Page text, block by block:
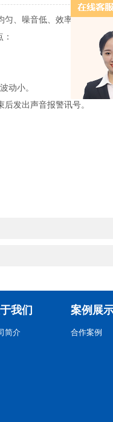
匀、噪音低、效率高等优
动小。
发出声音报警讯号。
我们
简介
案例展
合作案例